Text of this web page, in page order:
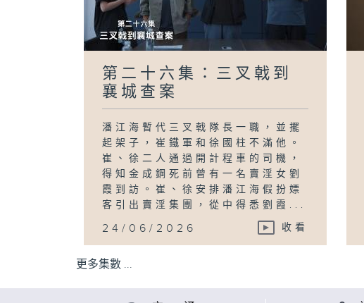
第二十六集：三叉戟到
襄城查案
潘江海暫代三叉戟隊長一職，並擺
起架子，崔鐵軍和徐國柱不滿他。
崔、徐二人通過開計程車的司機，
得知金成鋼死前曾有一名賣淫女劉
霞到訪。崔、徐安排潘江海假扮嫖
客引出賣淫集團，從中得悉劉霞...
24/06/2026 收看
更多集數 ...